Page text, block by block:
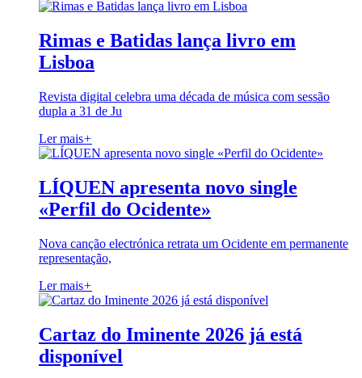
Rimas e Batidas lança livro em
Lisboa
Revista digital celebra uma década de música com sessão
dupla a 31 de Ju
Ler mais+
LÍQUEN apresenta novo single
«Perfil do Ocidente»
Nova canção electrónica retrata um Ocidente em permanente
representação,
Ler mais+
Cartaz do Iminente 2026 já está
disponível